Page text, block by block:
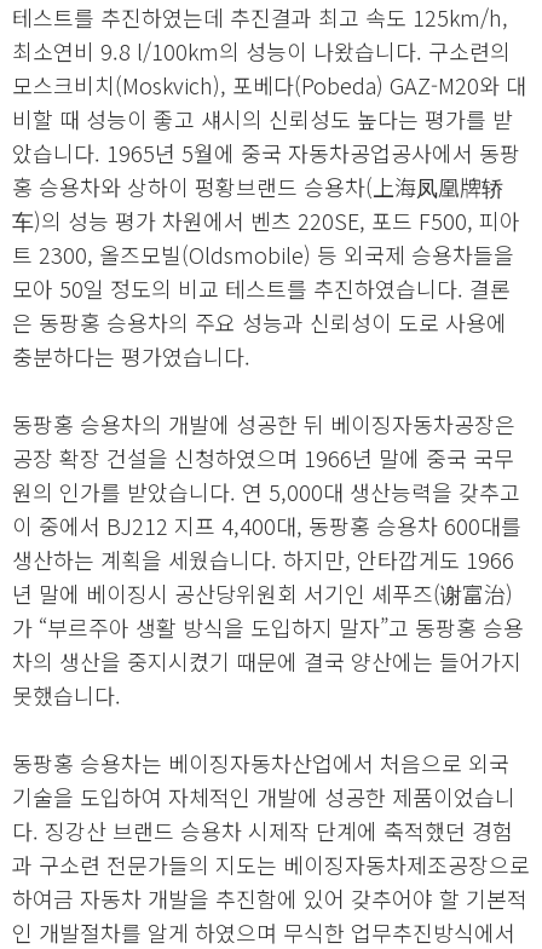
테스트를 추진하였는데 추진결과 최고 속도 125km/h,
최소연비 9.8 l/100km의 성능이 나왔습니다. 구소련의
모스크비치(Moskvich), 포베다(Pobeda) GAZ-M20와 대
비할 때 성능이 좋고 섀시의 신뢰성도 높다는 평가를 받
았습니다. 1965년 5월에 중국 자동차공업공사에서 동팡
홍 승용차와 상하이 펑황브랜드 승용차(上海凤凰牌轿
车)의 성능 평가 차원에서 벤츠 220SE, 포드 F500, 피아
트 2300, 올즈모빌(Oldsmobile) 등 외국제 승용차들을
모아 50일 정도의 비교 테스트를 추진하였습니다. 결론
은 동팡홍 승용차의 주요 성능과 신뢰성이 도로 사용에
충분하다는 평가였습니다.
동팡홍 승용차의 개발에 성공한 뒤 베이징자동차공장은
공장 확장 건설을 신청하였으며 1966년 말에 중국 국무
원의 인가를 받았습니다. 연 5,000대 생산능력을 갖추고
이 중에서 BJ212 지프 4,400대, 동팡홍 승용차 600대를
생산하는 계획을 세웠습니다. 하지만, 안타깝게도 1966
년 말에 베이징시 공산당위원회 서기인 셰푸즈(谢富治)
가 “부르주아 생활 방식을 도입하지 말자”고 동팡홍 승용
차의 생산을 중지시켰기 때문에 결국 양산에는 들어가지
못했습니다.
동팡홍 승용차는 베이징자동차산업에서 처음으로 외국
기술을 도입하여 자체적인 개발에 성공한 제품이었습니
다. 징강산 브랜드 승용차 시제작 단계에 축적했던 경험
과 구소련 전문가들의 지도는 베이징자동차제조공장으로
하여금 자동차 개발을 추진함에 있어 갖추어야 할 기본적
인 개발절차를 알게 하였으며 무식한 업무추진방식에서